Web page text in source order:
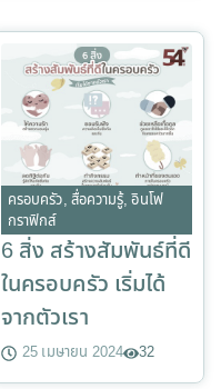
ครอบครัว, สื่อความรู้,อินโฟ
กราฟิกส์
6 สิ่ง สร้างสัมพันธ์ที่ดี
ในครอบครัว เริ่มได้
จากตัวเรา
25 เมษายน 2024 32